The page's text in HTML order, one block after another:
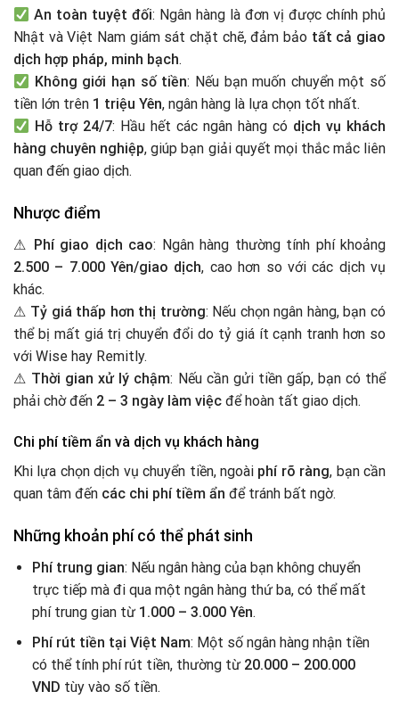
An toàn tuyệt đối: Ngân hàng là đơn vị được chính phủ
Nhật và Việt Nam giám sát chặt chẽ, đảm bảo tất cả giao
dịch hợp pháp, minh bạch.
Không giới hạn số tiền: Nếu bạn muốn chuyển một số
tiền lớn trên 1 triệu Yên, ngân hàng là lựa chọn tốt nhất.
Hỗ trợ 24/7: Hầu hết các ngân hàng có dịch vụ khách
hàng chuyên nghiệp, giúp bạn giải quyết mọi thắc mắc liên
quan đến giao dịch.
Nhược điểm
⚠ Phí giao dịch cao: Ngân hàng thường tính phí khoảng
2.500 – 7.000 Yên/giao dịch, cao hơn so với các dịch vụ
khác.
⚠ Tỷ giá thấp hơn thị trường: Nếu chọn ngân hàng, bạn có
thể bị mất giá trị chuyển đổi do tỷ giá ít cạnh tranh hơn so
với Wise hay Remitly.
⚠ Thời gian xử lý chậm: Nếu cần gửi tiền gấp, bạn có thể
phải chờ đến 2 – 3 ngày làm việc để hoàn tất giao dịch.
Chi phí tiềm ẩn và dịch vụ khách hàng
Khi lựa chọn dịch vụ chuyển tiền, ngoài phí rõ ràng, bạn cần
quan tâm đến các chi phí tiềm ẩn để tránh bất ngờ.
Những khoản phí có thể phát sinh
Phí trung gian: Nếu ngân hàng của bạn không chuyển
trực tiếp mà đi qua một ngân hàng thứ ba, có thể mất
phí trung gian từ 1.000 – 3.000 Yên.
Phí rút tiền tại Việt Nam: Một số ngân hàng nhận tiền
có thể tính phí rút tiền, thường từ 20.000 – 200.000
VND tùy vào số tiền.